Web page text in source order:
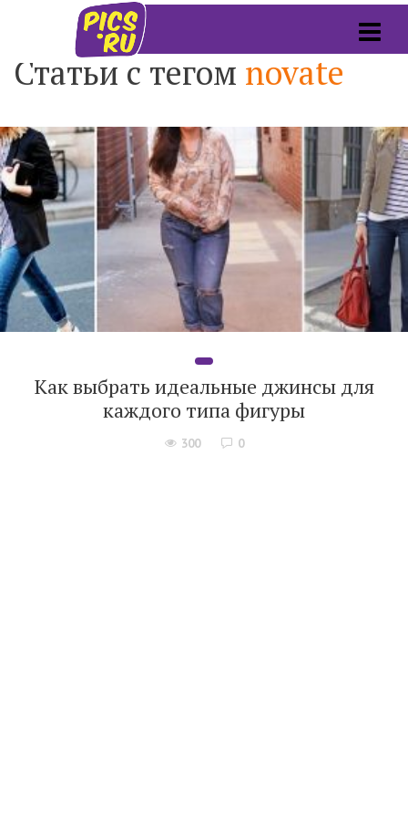
Статьи с тегом novate
Как выбрать идеальные джинсы для
каждого типа фигуры
300 0